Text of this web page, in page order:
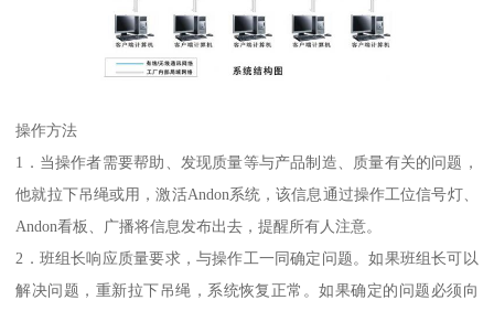
操作方法
1．当操作者需要帮助、发现质量等与产品制造、质量有关的问题，
他就拉下吊绳或用，激活Andon系统，该信息通过操作工位信号灯、
Andon看板、广播将信息发布出去，提醒所有人注意。
2．班组长响应质量要求，与操作工一同确定问题。如果班组长可以
解决问题，重新拉下吊绳，系统恢复正常。如果确定的问题必须向